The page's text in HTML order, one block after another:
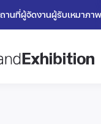
านที่ผู้จัดงานผู้รับเหมาภา